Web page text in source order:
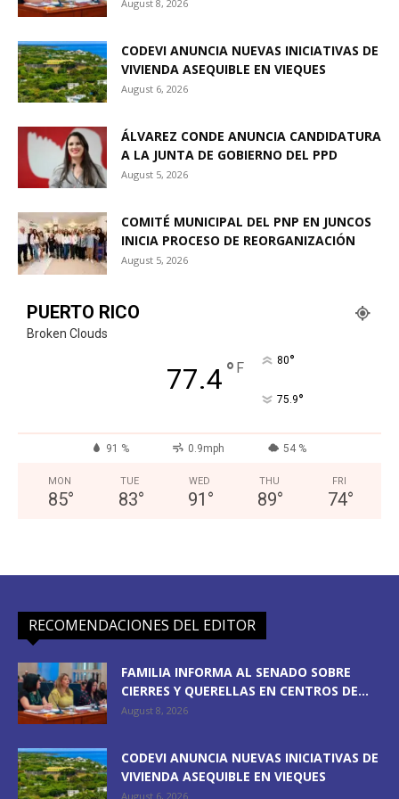
August 8, 2026
CODEVI ANUNCIA NUEVAS INICIATIVAS DE
VIVIENDA ASEQUIBLE EN VIEQUES
August 6, 2026
ÁLVAREZ CONDE ANUNCIA CANDIDATURA
A LA JUNTA DE GOBIERNO DEL PPD
August 5, 2026
COMITÉ MUNICIPAL DEL PNP EN JUNCOS
INICIA PROCESO DE REORGANIZACIÓN
August 5, 2026
PUERTO RICO
Broken Clouds
77.4° F 80°
75.9°
91 % 0.9mph 54 %
MON
85°
TUE
83°
WED
91 °
THU
89°
FRI
74°
RECOMENDACIONES DEL EDITOR
FAMILIA INFORMA AL SENADO SOBRE
CIERRES Y QUERELLAS EN CENTROS DE...
August 8, 2026
CODEVI ANUNCIA NUEVAS INICIATIVAS DE
VIVIENDA ASEQUIBLE EN VIEQUES
August 6, 2026